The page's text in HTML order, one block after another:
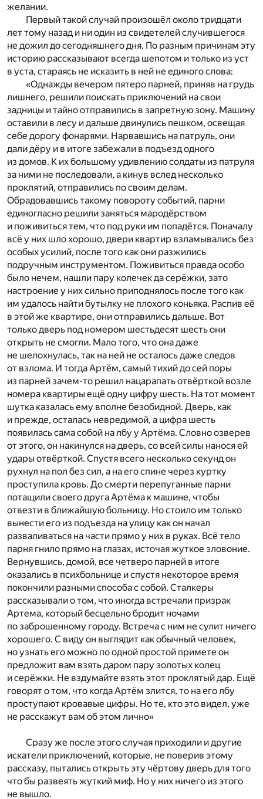
желании.
Первый такой случай произошёл около тридцати
лет тому назад и ни один из свидетелей случившегося
не дожил до сегодняшнего дня. По разным причинам эту
историю рассказывают всегда шепотом и только из уст
в уста, стараясь не исказить в ней не единого слова:
«Однажды вечером пятеро парней, приняв на грудь
лишнего, решили поискать приключений на свои
задницы и тайно отправились в запретную зону. Машину
оставили в лесу и дальше двинулись пешком, освещая
себе дорогу фонарями. Нарвавшись на патруль, они
дали дёру и в итоге забежали в подъезд одного
из домов. К их большому удивлению солдаты из патруля
за ними не последовали, а кинув вслед несколько
проклятий, отправились по своим делам.
Обрадовавшись такому повороту событий, парни
единогласно решили заняться мародёрством
и поживиться тем, что под руки им попадётся. Поначалу
всё у них шло хорошо, двери квартир взламывались без
особых усилий, после того как они разжились
подручным инструментом. Поживиться правда особо
было нечем, нашли пару колечек да серёжки, зато
настроение у них сильно приподнялось после того как
им удалось найти бутылку не плохого коньяка. Распив её
в этой же квартире, они отправились дальше. Вот
только дверь под номером шестьдесят шесть они
открыть не смогли. Мало того, что она даже
не шелохнулась, так на ней не осталось даже следов
от взлома. И тогда Артём, самый тихий до сей поры
из парней зачем-то решил нацарапать отвёрткой возле
номера квартиры ещё одну цифру шесть. На тот момент
шутка казалась ему вполне безобидной. Дверь, как
и прежде, осталась невредимой, а цифра шесть
появилась сама собой на лбу у Артёма. Словно озверев
от этого, он накинулся на дверь, со всей силы нанося ей
удары отвёрткой. Спустя всего несколько секунд он
рухнул на пол без сил, а на его спине через куртку
проступила кровь. До смерти перепуганные парни
потащили своего друга Артёма к машине, чтобы
отвезти в ближайшую больницу. Но стоило им только
вынести его из подъезда на улицу как он начал
разваливаться на части прямо у них в руках. Всё тело
парня гнило прямо на глазах, источая жуткое зловоние.
Вернувшись, домой, все четверо парней в итоге
оказались в психбольнице и спустя некоторое время
покончили разными способа с собой. Сталкеры
рассказывали о том, что иногда встречали призрак
Артема, который бесцельно бродит ночами
по заброшенному городу. Встреча с ним не сулит ничего
хорошего. С виду он выглядит как обычный человек,
но узнать его можно по одной простой примете он
предложит вам взять даром пару золотых колец
и серёжки. Не вздумайте взять этот проклятый дар. Ещё
говорят о том, что когда Артём злится, то на его лбу
проступают кровавые цифры. Но те, кто это видел, уже
не расскажут вам об этом лично»
Сразу же после этого случая приходили и другие
искатели приключений, которые, не поверив этому
рассказу, пытались открыть эту чёртову дверь для того
что бы развеять жуткий миф. Но у них ничего из этого
не вышло.